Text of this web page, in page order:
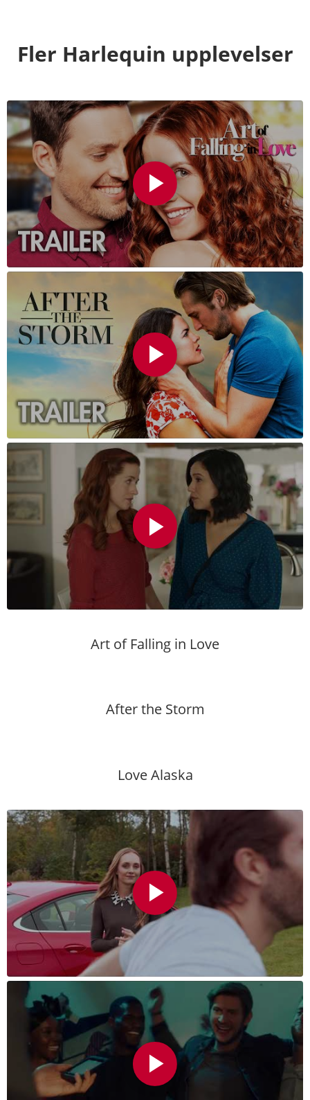
Fler Harlequin upplevelser
Art of Falling in Love
After the Storm
Love Alaska